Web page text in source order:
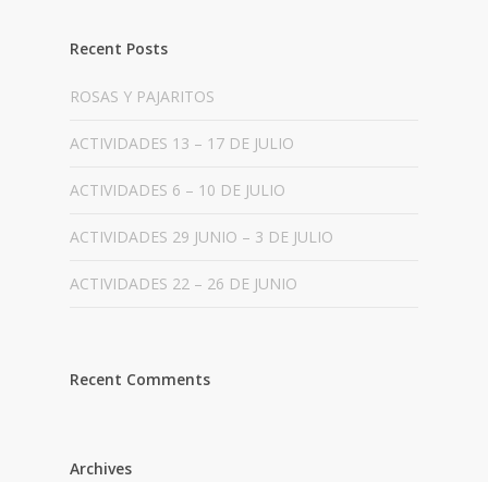
Recent Posts
ROSAS Y PAJARITOS
ACTIVIDADES 13 – 17 DE JULIO
ACTIVIDADES 6 – 10 DE JULIO
ACTIVIDADES 29 JUNIO – 3 DE JULIO
ACTIVIDADES 22 – 26 DE JUNIO
Recent Comments
Archives